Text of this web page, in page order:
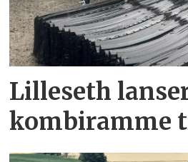
Lilleseth
kombi­ramme